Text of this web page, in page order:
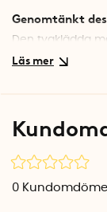
Genomtänkt
Den tygklädda
praktisk. Tyget
Specifikationer
Mått: 41,5 x 42,5
Färg: Svart/vit
0